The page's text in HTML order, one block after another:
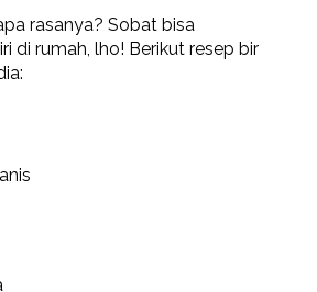
rasanya? Sobat bisa
di rumah, lho! Berikut resep bir